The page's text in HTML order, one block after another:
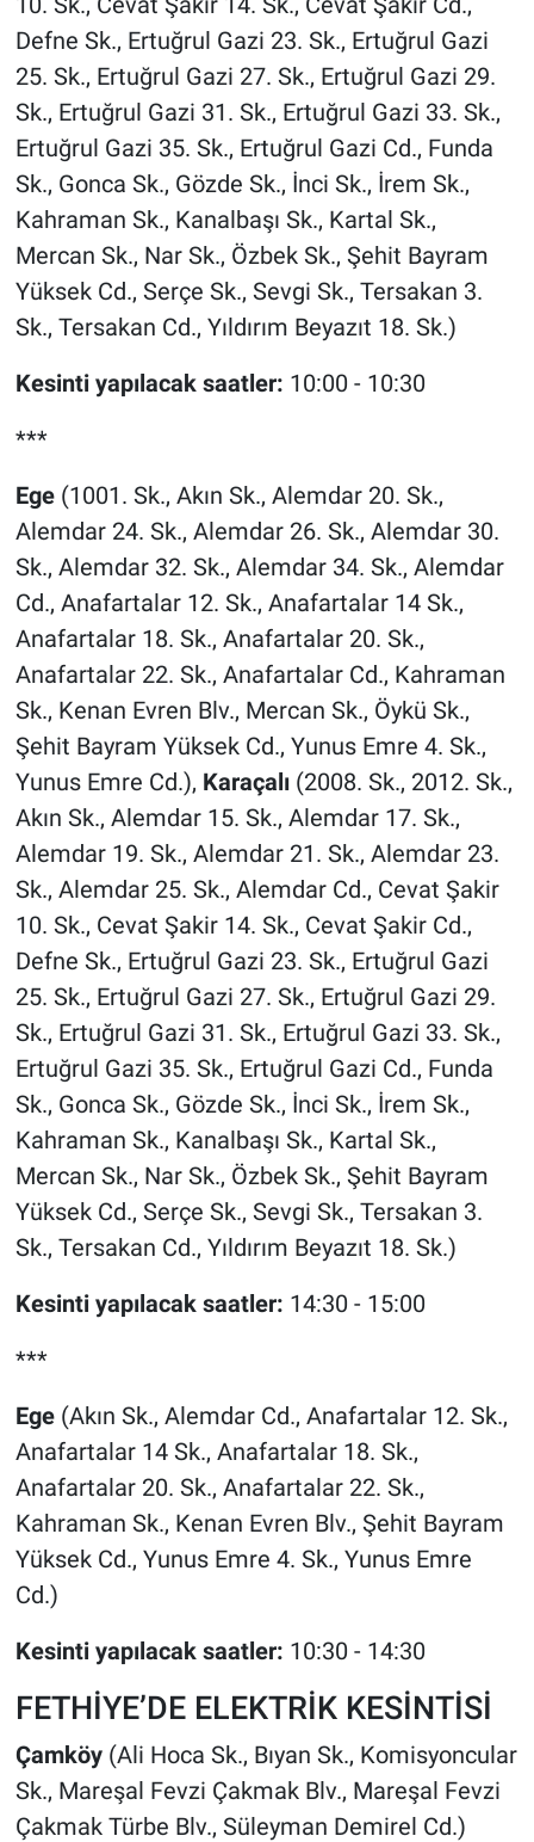
Defne Sk., Ertuğrul Gazi 23. Sk., Ertuğrul Gazi
25. Sk., Ertuğrul Gazi 27. Sk., Ertuğrul Gazi 29.
Sk., Ertuğrul Gazi 31. Sk., Ertuğrul Gazi 33. Sk.,
Ertuğrul Gazi 35. Sk., Ertuğrul Gazi Cd., Funda
Sk., Gonca Sk., Gözde Sk., İnci Sk., İrem Sk.,
Kahraman Sk., Kanalbaşı Sk., Kartal Sk.,
Mercan Sk., Nar Sk., Özbek Sk., Şehit Bayram
Yüksek Cd., Serçe Sk., Sevgi Sk., Tersakan 3.
Sk., Tersakan Cd., Yıldırım Beyazıt 18. Sk.)
Kesinti yapılacak saatler: 10:00 - 10:30
***
Ege(1001. Sk., Akın Sk., Alemdar 20. Sk.,
Alemdar 24. Sk., Alemdar 26. Sk., Alemdar 30.
Sk., Alemdar 32. Sk., Alemdar 34. Sk., Alemdar
Cd., Anafartalar 12. Sk., Anafartalar 14 Sk.,
Anafartalar 18. Sk., Anafartalar 20. Sk.,
Anafartalar 22. Sk., Anafartalar Cd., Kahraman
Sk., Kenan Evren Blv., Mercan Sk., Öykü Sk.,
Şehit Bayram Yüksek Cd., Yunus Emre 4. Sk.,
Yunus Emre Cd.), Karaçalı(2008. Sk., 2012. Sk.,
Akın Sk., Alemdar 15. Sk., Alemdar 17. Sk.,
Alemdar 19. Sk., Alemdar 21. Sk., Alemdar 23.
Sk., Alemdar 25. Sk., Alemdar Cd., Cevat Şakir
10. Sk., Cevat Şakir 14. Sk., Cevat Şakir Cd.,
Defne Sk., Ertuğrul Gazi 23. Sk., Ertuğrul Gazi
25. Sk., Ertuğrul Gazi 27. Sk., Ertuğrul Gazi 29.
Sk., Ertuğrul Gazi 31. Sk., Ertuğrul Gazi 33. Sk.,
Ertuğrul Gazi 35. Sk., Ertuğrul Gazi Cd., Funda
Sk., Gonca Sk., Gözde Sk., İnci Sk., İrem Sk.,
Kahraman Sk., Kanalbaşı Sk., Kartal Sk.,
Mercan Sk., Nar Sk., Özbek Sk., Şehit Bayram
Yüksek Cd., Serçe Sk., Sevgi Sk., Tersakan 3.
Sk., Tersakan Cd., Yıldırım Beyazıt 18. Sk.)
Kesinti yapılacak saatler: 14:30 - 15:00
***
Ege(Akın Sk., Alemdar Cd., Anafartalar 12. Sk.,
Anafartalar 14 Sk., Anafartalar 18. Sk.,
Anafartalar 20. Sk., Anafartalar 22. Sk.,
Kahraman Sk., Kenan Evren Blv., Şehit Bayram
Yüksek Cd., Yunus Emre 4. Sk., Yunus Emre
Cd.)
Kesinti yapılacak saatler: 10:30 - 14:30
FETHİYE’DE ELEKTRİK KESİNTİSİ
Çamköy(Ali Hoca Sk., Bıyan Sk., Komisyoncular
Sk., Mareşal Fevzi Çakmak Blv., Mareşal Fevzi
Çakmak Türbe Blv., Süleyman Demirel Cd.)